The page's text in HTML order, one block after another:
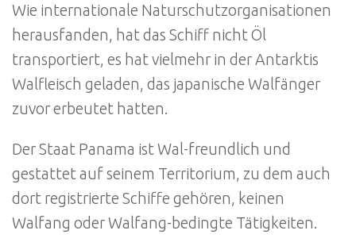
Wie internationale Naturschutzorganisationen
herausfanden, hat das Schiff nicht Öl
transportiert, es hat vielmehr in der Antarktis
Walfleisch geladen, das japanische Walfänger
zuvor erbeutet hatten.
Der Staat Panama ist Wal-freundlich und
gestattet auf seinem Territorium, zu dem auch
dort registrierte Schiffe gehören, keinen
Walfang oder Walfang-bedingte Tätigkeiten.